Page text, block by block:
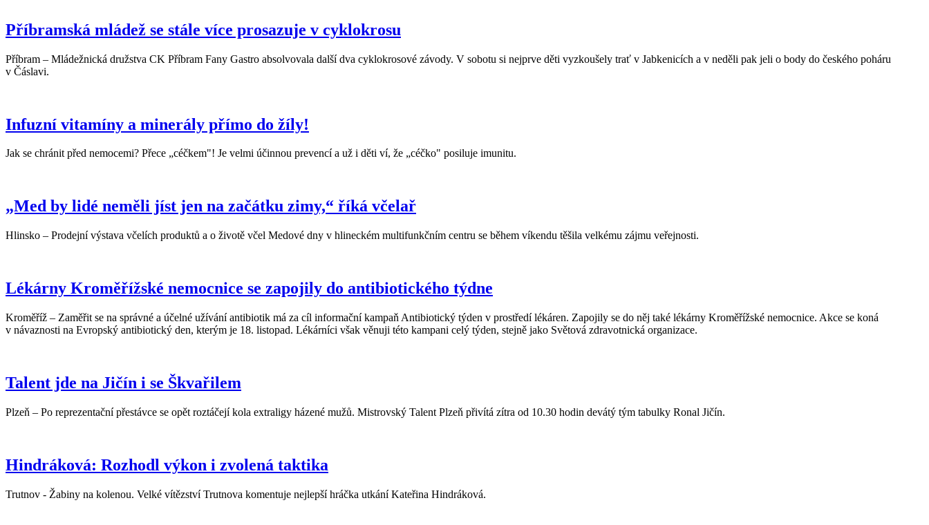
Příbramská mládež se stále více prosazuje v cyklokrosu
Příbram – Mládežnická družstva CK Příbram Fany Gastro absolvovala další dva cyklokrosové závody. V sobotu si nejprve děti vyzkoušely trať v Jabkenicích a v neděli pak jeli o body do českého poháru
v Čáslavi.
Infuzní vitamíny a minerály přímo do žíly!
Jak se chránit před nemocemi? Přece „céčkem"! Je velmi účinnou prevencí a už i děti ví, že „céčko" posiluje imunitu.
„Med by lidé neměli jíst jen na začátku zimy,“ říká včelař
Hlinsko – Prodejní výstava včelích produktů a o životě včel Medové dny v hlineckém multifunkčním centru se během víkendu těšila velkému zájmu veřejnosti.
Lékárny Kroměřížské nemocnice se zapojily do antibiotického týdne
Kroměříž – Zaměřit se na správné a účelné užívání antibiotik má za cíl informační kampaň Antibiotický týden v prostředí lékáren. Zapojily se do něj také lékárny Kroměřížské nemocnice. Akce se koná
v návaznosti na Evropský antibiotický den, kterým je 18. listopad. Lékárníci však věnuji této kampani celý týden, stejně jako Světová zdravotnická organizace.
Talent jde na Jičín i se Škvařilem
Plzeň – Po reprezentační přestávce se opět roztáčejí kola extraligy házené mužů. Mistrovský Talent Plzeň přivítá zítra od 10.30 hodin devátý tým tabulky Ronal Jičín.
Hindráková: Rozhodl výkon i zvolená taktika
Trutnov - Žabiny na kolenou. Velké vítězství Trutnova komentuje nejlepší hráčka utkání Kateřina Hindráková.